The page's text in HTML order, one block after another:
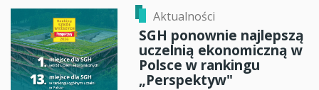
Aktualności
SGH ponownie najlepszą
uczelnią ekonomiczną w
Polsce w rankingu
„Perspektyw"